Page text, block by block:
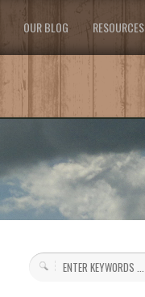
OUR BLOG RESOURCES